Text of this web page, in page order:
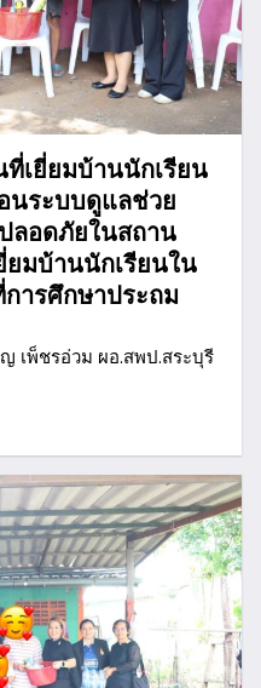
ที่เยี่ยมบ้านนักเรียน
นระบบดูแลช่วย
ลอดภัยในสถาน
ยมบ้านนักเรียนใน
ารศึกษาประถม
เพ็ชรอ่วม ผอ.สพป.สระบุรี